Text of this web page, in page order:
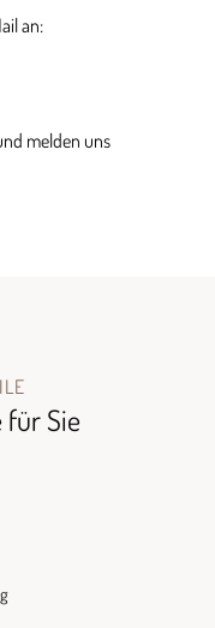
an:
melden uns
für Sie